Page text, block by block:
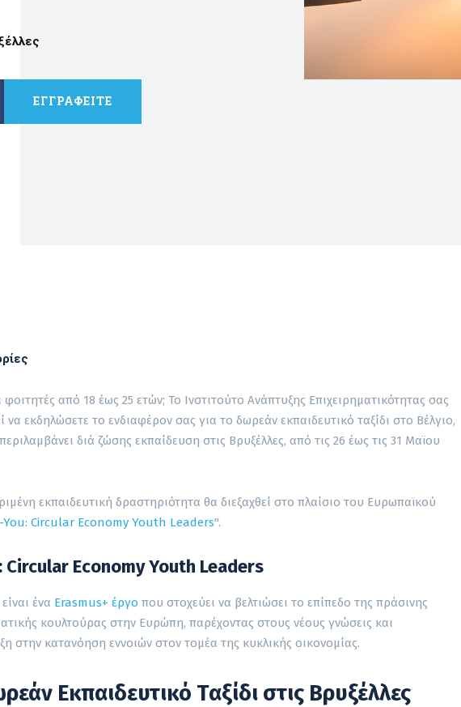
ΕΓΓΡΑΦΕΙΤΕ
φοιτητές από 18 έως 25 ετών; Το Ινστιτούτο Ανάπτυξης Επιχειρηματικότητας σας
να εκδηλώσετε το ενδιαφέρον σας για το δωρεάν εκπαιδευτικό ταξίδι στο Βέλγιο,
διά ζώσης εκπαίδευση στις Βρυξέλλες, από τις 26 έως τις 31 Μαϊου
εκπαιδευτική δραστηριότητα θα διεξαχθεί στο πλαίσιο του Ευρωπαϊκού
You: Circular Economy Youth Leaders".
Circular Economy Youth Leaders
ένα Erasmus+ έργο που στοχεύει να βελτιώσει το επίπεδο της πράσινης
κουλτούρας στην Ευρώπη, παρέχοντας στους νέους γνώσεις και
στην κατανόηση εννοιών στον τομέα της κυκλικής οικονομίας.
Εκπαιδευτικό Ταξίδι στις Βρυξέλλες